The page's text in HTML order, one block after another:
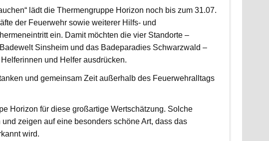
lädt die Thermengruppe Horizon noch bis zum 31.07.
der Feuerwehr sowie weiterer Hilfs- und
ein. Damit möchten die vier Standorte –
Sinsheim und das Badeparadies Schwarzwald –
und Helfer ausdrücken.
und gemeinsam Zeit außerhalb des Feuerwehralltags
Horizon für diese großartige Wertschätzung. Solche
zeigen auf eine besonders schöne Art, dass das
wird.